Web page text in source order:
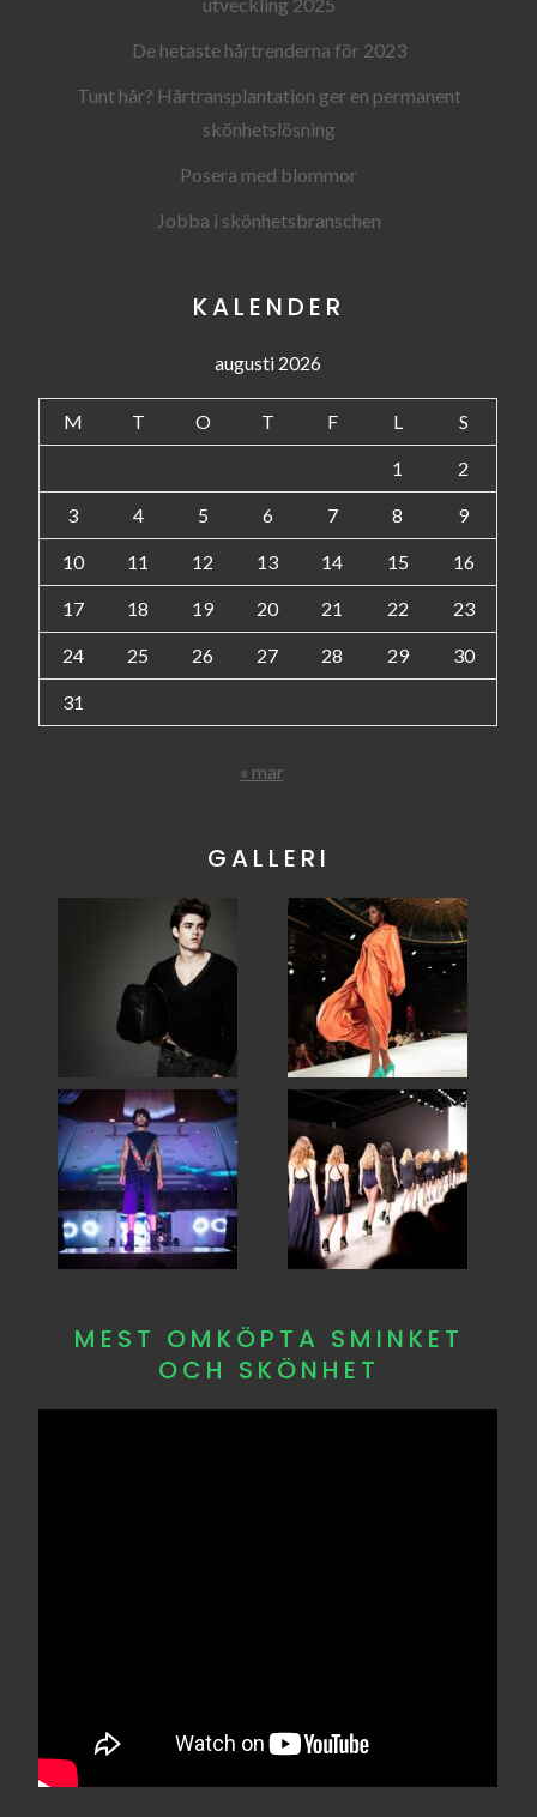
De hetaste hårtrenderna för 2023
Tunt hår? Hårtransplantation ger en permanent
skönhetslösning
Posera med blommor
Jobba i skönhetsbranschen
KALENDER
augusti 2026
M T O T F L S
1 2
3 4 5 6 7 8 9
10 11 12 13 14 15 16
17 18 19 20 21 22 23
24 25 26 27 28 29 30
31
« mar
GALLERI
MEST OMKÖPTA SMINKET
OCH SKÖNHET